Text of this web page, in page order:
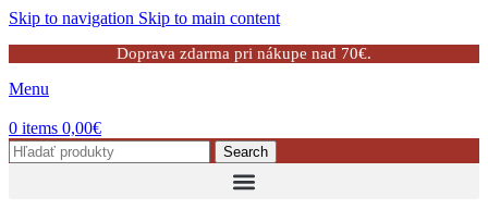
Skip to navigation Skip to main content
Doprava zdarma pri nákupe nad 70€.
Menu
0 items 0,00€
Search